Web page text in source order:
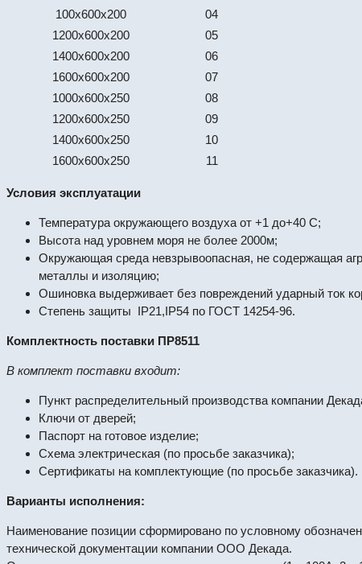
100х600х200
04
1200х600х200
05
1400х600х200
06
1600х600х200
07
1000х600х250
08
1200х600х250
09
1400х600х250
10
1600х600х250
11
Условия эксплуатации
Температура окружающего воздуха от +1 до+40 С;
Высота над уровнем моря не более 2000м;
Окружающая среда невзрывоопасная, не содержащая
металлы и изоляцию;
Ошиновка выдерживает без повреждений ударный ток
Степень защиты IP21,IP54 по ГОСТ 14254-96.
Комплектность поставки ПР8511
В комплект поставки входит:
Пункт распределительный производства компании
Ключи от дверей;
Паспорт на готовое изделие;
Схема электрическая (по просьбе заказчика);
Сертификаты на комплектующие (по просьбе заказчика).
Варианты исполнения:
Наименование позиции сформировано по условному
технической документации компании ООО Декада.